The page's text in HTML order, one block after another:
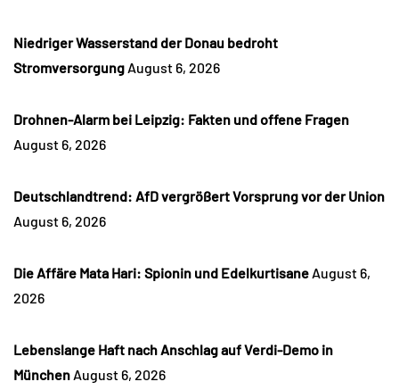
Niedriger Wasserstand der Donau bedroht
Stromversorgung August 6, 2026
Drohnen-Alarm bei Leipzig: Fakten und offene Fragen
August 6, 2026
Deutschlandtrend: AfD vergrößert Vorsprung vor der Union
August 6, 2026
Die Affäre Mata Hari: Spionin und Edelkurtisane August 6,
2026
Lebenslange Haft nach Anschlag auf Verdi-Demo in
München August 6, 2026